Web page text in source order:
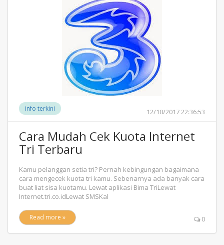
info terkini 12/10/2017 22:36:53
Cara Mudah Cek Kuota Internet
Tri Terbaru
Kamu pelanggan setia tri? Pernah kebingungan bagaimana
cara mengecek kuota tri kamu. Sebenarnya ada banyak cara
buat liat sisa kuotamu. Lewat aplikasi Bima TriLewat
Internet.tri.co.idLewat SMSKal
Read more » 0